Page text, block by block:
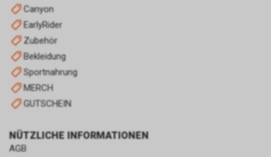
Canyon
EarlyRider
Zubehör
Bekleidung
Sportnahrung
MERCH
GUTSCHEIN
NÜTZLICHE INFORMATIONEN
AGB